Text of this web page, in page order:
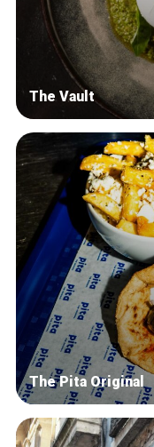
The Vault
The Pita Original